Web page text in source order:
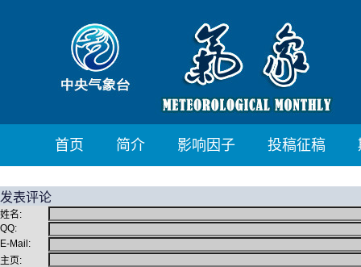
首页 简介 影响因子 投稿征稿
发表评论
姓名:
QQ:
E-Mail:
主页: